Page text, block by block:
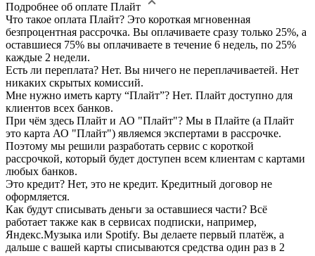
Подробнее об оплате Плайт
Что такое оплата Плайт? Это короткая мгновенная
безпроцентная рассрочка. Вы оплачиваете сразу только 25%, а
оставшиеся 75% вы оплачиваете в течение 6 недель, по 25%
каждые 2 недели.
Есть ли переплата? Нет. Вы ничего не переплачиваетей. Нет
никаких скрытых комиссий.
Мне нужно иметь карту “Плайт”? Нет. Плайт доступно для
клиентов всех банков.
При чём здесь Плайт и АО "Плайт"? Мы в Плайте (а Плайт
это карта АО "Плайт") являемся экспертами в рассрочке.
Поэтому мы решили разработать сервис с короткой
рассрочкой, который будет доступен всем клиентам с картами
любых банков.
Это кредит? Нет, это не кредит. Кредитный договор не
оформляется.
Как будут списывать деньги за оставшиеся части? Всё
работает также как в сервисах подписки, например,
Яндекс.Музыка или Spotify. Вы делаете первый платёж, а
дальше с вашей карты списываются средства один раз в 2